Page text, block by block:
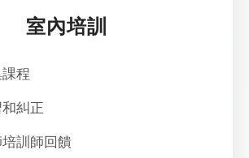
室內培訓
程
糾正
訓師回饋